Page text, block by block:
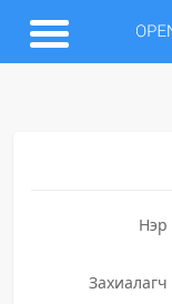
Нэр
Захиалагч